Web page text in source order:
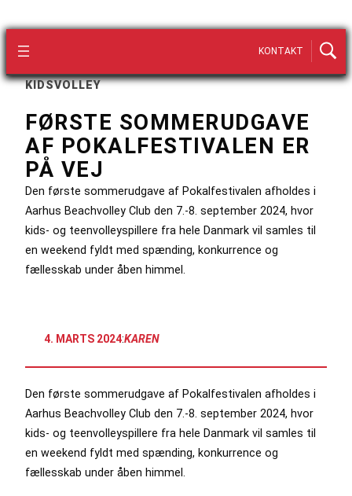
KONTAKT
KIDSVOLLEY
FØRSTE SOMMERUDGAVE
AF POKALFESTIVALEN ER
PÅ VEJ
Den første sommerudgave af Pokalfestivalen afholdes i
Aarhus Beachvolley Club den 7.-8. september 2024, hvor
kids- og teenvolleyspillere fra hele Danmark vil samles til
en weekend fyldt med spænding, konkurrence og
fællesskab under åben himmel.
4. MARTS 2024:KAREN
Den første sommerudgave af Pokalfestivalen afholdes i
Aarhus Beachvolley Club den 7.-8. september 2024, hvor
kids- og teenvolleyspillere fra hele Danmark vil samles til
en weekend fyldt med spænding, konkurrence og
fællesskab under åben himmel.